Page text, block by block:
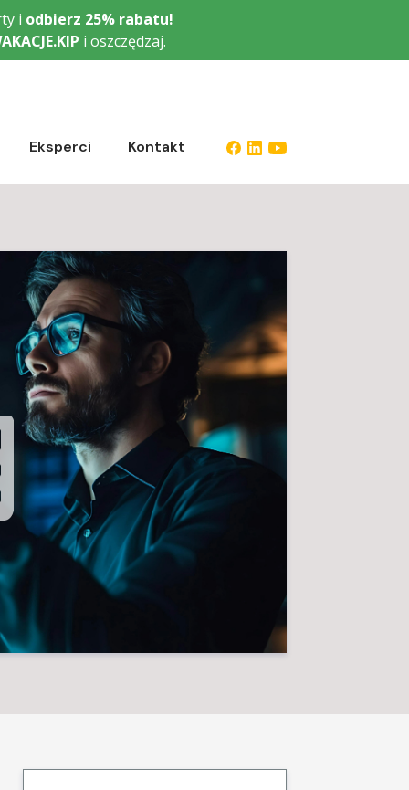
i odbierz 25% rabatu!
i oszczędzaj.
Eksperci Kontakt